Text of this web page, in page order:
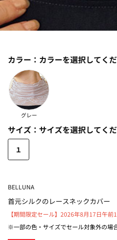
カラー： カラーを選択してく
グレー
サイズ： サイズを選択してく
１
BELLUNA
首元シルクのレースネックカバー
【期間限定セール】2026年8月17日午前
※一部の色・サイズでセール対象外の場